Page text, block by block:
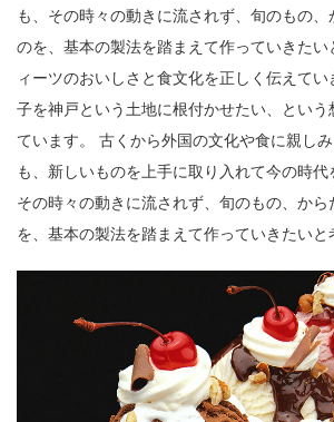
も、その時々の動きに流されず、旬のもの
のを、基本の製法を踏まえて作っていきたい
ィーツのおいしさと食文化を正しく伝えて
子を神戸という土地に根付かせたい、という
ています。 古くから外国の文化や食に親し
も、新しいものを上手に取り入れて今の時代
その時々の動きに流されず、旬のもの、か
を、基本の製法を踏まえて作っていきたいと